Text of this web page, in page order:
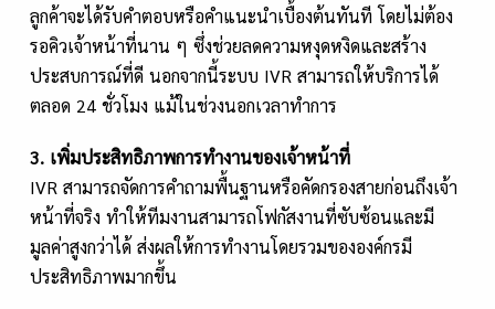
ลูกค้าจะได้รับคำตอบหรือคำแนะนำเบื้องต้นทันที โดยไม่ต้อง
รอคิวเจ้าหน้าที่นาน ๆ ซึ่งช่วยลดความหงุดหงิดและสร้าง
ประสบการณ์ที่ดี นอกจากนี้ระบบ IVR สามารถให้บริการได้
ตลอด 24 ชั่วโมง แม้ในช่วงนอกเวลาทำการ
3. เพิ่มประสิทธิภาพการทำงานของเจ้าหน้าที่
IVR สามารถจัดการคำถามพื้นฐานหรือคัดกรองสายก่อนถึงเจ้า
หน้าที่จริง ทำให้ทีมงานสามารถโฟกัสงานที่ซับซ้อนและมี
มูลค่าสูงกว่าได้ ส่งผลให้การทำงานโดยรวมขององค์กรมี
ประสิทธิภาพมากขึ้น